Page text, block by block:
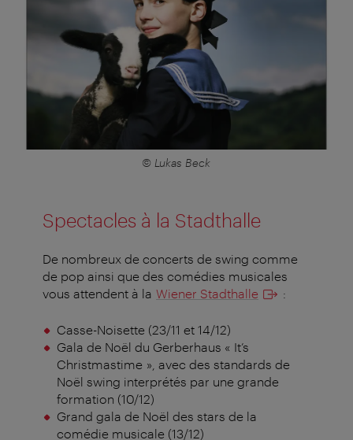
© Lukas Beck
Spectacles à la Stadthalle
De nombreux de concerts de swing comme
de pop ainsi que des comédies musicales
vous attendent à la Wiener Stadthalle :
Casse-Noisette (23/11 et 14/12)
Gala de Noël du Gerberhaus « It’s
Christmastime », avec des standards de
Noël swing interprétés par une grande
formation (10/12)
Grand gala de Noël des stars de la
comédie musicale (13/12)